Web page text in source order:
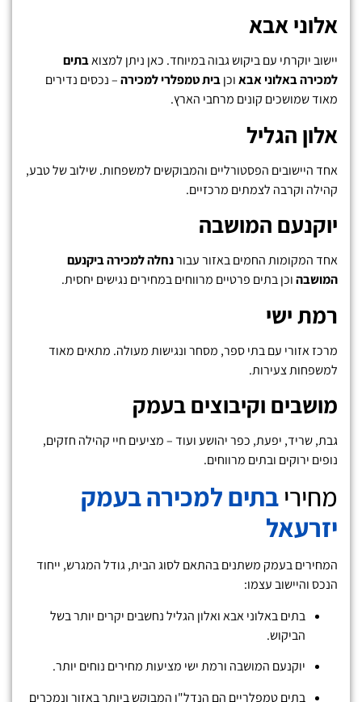
אלוני אבא
יישוב יוקרתי עם ביקוש גבוה במיוחד. כאן ניתן למצואבתים
למכירה באלוני אבאוכןבית טמפלרי למכירה– נכסים נדירים
מאוד שמושכים קונים מרחבי הארץ.
אלון הגליל
אחד היישובים הפסטורליים והמבוקשים למשפחות. שילוב של טבע,
קהילה וקרבה לצמתים מרכזיים.
יוקנעם המושבה
אחד המקומות החמים באזור עבורנחלה למכירה ביקנעם
המושבהוכן בתים פרטיים מרווחים במחירים נגישים יחסית.
רמת ישי
מרכז אזורי עם בתי ספר, מסחר ונגישות מעולה. מתאים מאוד
למשפחות צעירות.
מושבים וקיבוצים בעמק
גבת, שריד, יפעת, כפר יהושע ועוד – מציעים חיי קהילה חזקים,
נופים ירוקים ובתים מרווחים.
מחיריבתים למכירה בעמק
יזרעאל
המחירים בעמק משתנים בהתאם לסוג הבית, גודל המגרש, ייחוד
הנכס והיישוב עצמו:
בתים באלוני אבא ואלון הגליל נחשבים יקרים יותר בשל
הביקוש.
יוקנעם המושבה ורמת ישי מציעות מחירים נוחים יותר.
בתים טמפלריים הם הנדל"ן המבוקש ביותר באזור ונמכרים